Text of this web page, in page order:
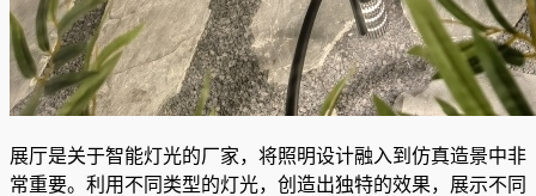
展厅是关于智能灯光的厂家，将照明设计融入到仿真造景中非
常重要。利用不同类型的灯光，创造出独特的效果，展示不同